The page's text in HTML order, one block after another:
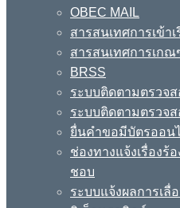
OBEC MAIL
สารสนเทศการเข้า
สารสนเทศการเกณ
BRSS
ระบบติดตามตรวจส
ระบบติดตามตรวจ
ยื่นคำขอมีบัตรออน
ช่องทางแจ้งเรื่องร้
ชอบ
ระบบแจ้งผลการเลื่